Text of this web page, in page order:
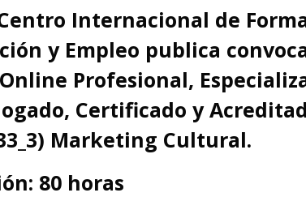
Centro Internacional de
y Empleo publica
Profesional,
Certificado y
Marketing Cultural.
80 horas